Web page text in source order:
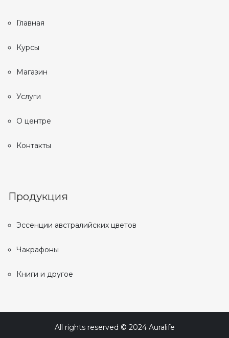
Главная
Курсы
Магазин
Услуги
О центре
Контакты
Продукция
Эссенции австралийских цветов
Чакрафоны
Книги и другое
All rights reserved © 2024 Auralife